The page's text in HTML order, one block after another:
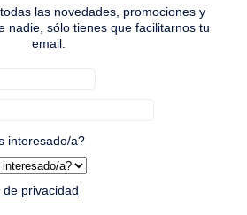
las novedades, promociones y
nadie, sólo tienes que facilitarnos tu
email.
interesado/a?
privacidad